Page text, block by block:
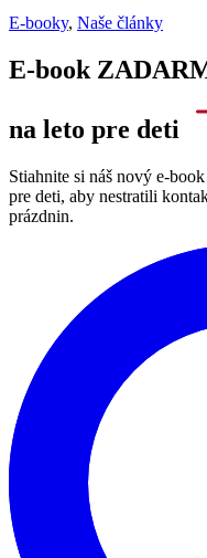
E-booky, Naše články
E-book
na leto pre deti
Stiahnite si náš nový e-
pre deti, aby nestratili
prázdnin.